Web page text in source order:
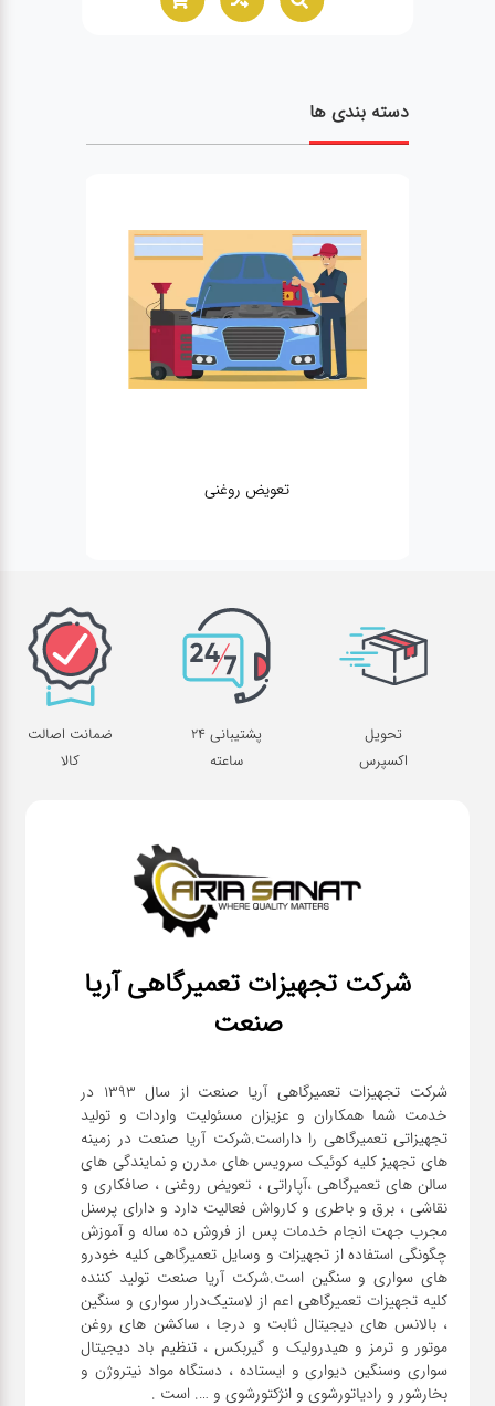
دسته بندی ها
تعویض روغنی
تحویل
اکسپرس
پشتیبانی 24
ساعته
ضمانت اصالت
کالا
شرکت تجهیزات تعمیرگاهی آریا
صنعت
شرکت تجهیزات تعمیرگاهی آریا صنعت از سال ۱۳۹۳ در
خدمت شما همکاران و عزیزان مسئولیت واردات و تولید
تجهیزاتی تعمیرگاهی را داراست.شرکت آریا صنعت در زمینه
های تجهیز کلیه کوئیک سرویس های مدرن و نمایندگی های
سالن های تعمیرگاهی ،آپاراتی ، تعویض روغنی ، صافکاری و
نقاشی ، برق و باطری و کارواش فعالیت دارد و دارای پرسنل
مجرب جهت انجام خدمات پس از فروش ده ساله و آموزش
چگونگی استفاده از تجهیزات و وسایل تعمیرگاهی کلیه خودرو
های سواری و سنگین است.شرکت آریا صنعت تولید کننده
کلیه تجهیزات تعمیرگاهی اعم از لاستیک‌درار سواری و ‌سنگین
، بالانس های دیجیتال ثابت و درجا ، ساکشن های روغن
موتور و ترمز و هیدرولیک و گیربکس ، تنظیم باد دیجیتال
سواری و‌سنگین دیواری و ایستاده ، دستگاه مواد نیتروژن و